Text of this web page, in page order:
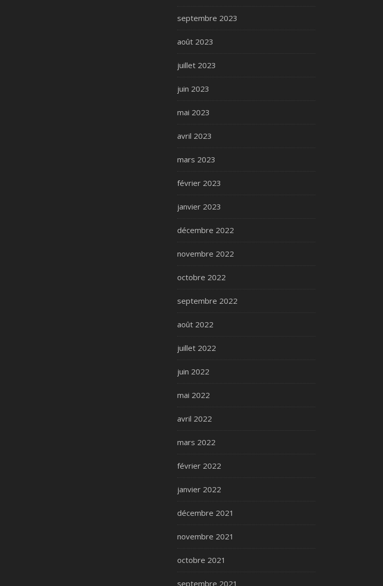
septembre 2023
août 2023
juillet 2023
juin 2023
mai 2023
avril 2023
mars 2023
février 2023
janvier 2023
décembre 2022
novembre 2022
octobre 2022
septembre 2022
août 2022
juillet 2022
juin 2022
mai 2022
avril 2022
mars 2022
février 2022
janvier 2022
décembre 2021
novembre 2021
octobre 2021
septembre 2021